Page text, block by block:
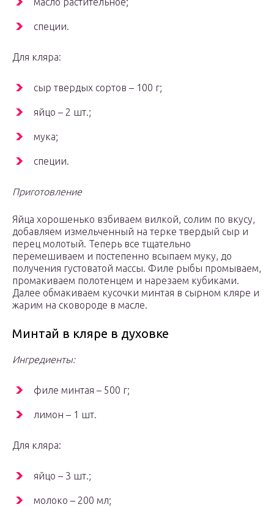
специи.
Для кляра:
сыр твердых сортов – 100 г;
яйцо – 2 шт.;
мука;
специи.
Приготовление
Яйца хорошенько взбиваем вилкой, солим по вкусу,
добавляем измельченный на терке твердый сыр и
перец молотый. Теперь все тщательно
перемешиваем и постепенно всыпаем муку, до
получения густоватой массы. Филе рыбы промываем,
промакиваем полотенцем и нарезаем кубиками.
Далее обмакиваем кусочки минтая в сырном кляре и
жарим на сковороде в масле.
Минтай в кляре в духовке
Ингредиенты:
филе минтая – 500 г;
лимон – 1 шт.
Для кляра:
яйцо – 3 шт.;
молоко – 200 мл;